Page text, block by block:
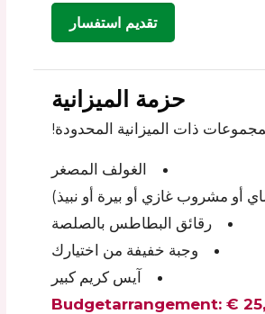
تقديم استفسار
حزمة الميزانية
ذات الميزانية المحدودة!
الغولف المصغر
رقائق البطاطس بالصلصة
وجبة خفيفة من اختيارك
آيس كريم كبير
Budgetarrangement: €